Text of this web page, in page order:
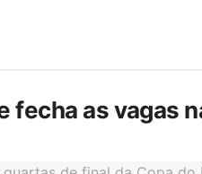
fecha as vagas